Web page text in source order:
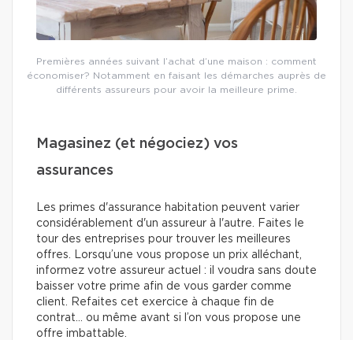
Premières années suivant l’achat d’une maison : comment
économiser? Notamment en faisant les démarches auprès de
différents assureurs pour avoir la meilleure prime.
Magasinez (et négociez) vos
assurances
Les primes d'assurance habitation peuvent varier
considérablement d'un assureur à l'autre. Faites le
tour des entreprises pour trouver les meilleures
offres. Lorsqu’une vous propose un prix alléchant,
informez votre assureur actuel : il voudra sans doute
baisser votre prime afin de vous garder comme
client. Refaites cet exercice à chaque fin de
contrat… ou même avant si l’on vous propose une
offre imbattable.